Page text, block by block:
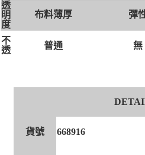
透
明
度
布料薄厚 彈
不
透
普通 無
貨號 668916